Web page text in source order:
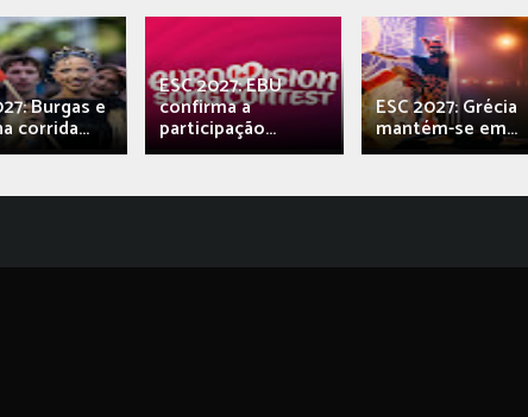
Burgas e
corrida...
ESC 2027: EBU
confirma a
participação...
ESC 2027: Grécia
mantém-se em...